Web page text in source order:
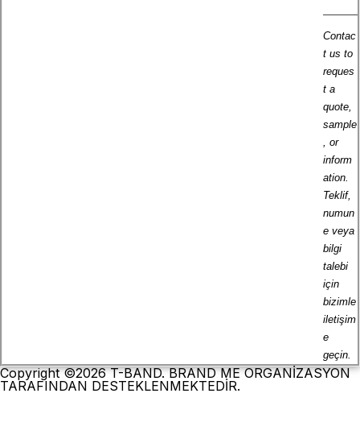
Contac
t us to
reques
t a
quote,
sample
, or
inform
ation.
Teklif,
numun
e veya
bilgi
talebi
için
bizimle
iletişim
e
geçin.
Copyright ©2026 T-BAND. BRAND ME ORGANİZASYON
TARAFINDAN DESTEKLENMEKTEDİR.